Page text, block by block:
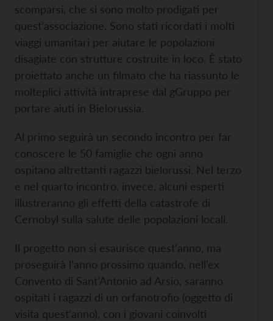
scomparsi, che si sono molto prodigati per
quest’associazione. Sono stati ricordati i molti
viaggi umanitari per aiutare le popolazioni
disagiate con strutture costruite in loco. È stato
proiettato anche un filmato che ha riassunto le
molteplici attività intraprese dal gGruppo per
portare aiuti in Bielorussia.
Al primo seguirà un secondo incontro per far
conoscere le 50 famiglie che ogni anno
ospitano altrettanti ragazzi bielorussi. Nel terzo
e nel quarto incontro, invece, alcuni esperti
illustreranno gli effetti della catastrofe di
Cernobyl sulla salute delle popolazioni locali.
Il progetto non si esaurisce quest’anno, ma
proseguirà l’anno prossimo quando, nell’ex
Convento di Sant’Antonio ad Arsio, saranno
ospitati i ragazzi di un orfanotrofio (oggetto di
visita quest’anno), con i giovani coinvolti